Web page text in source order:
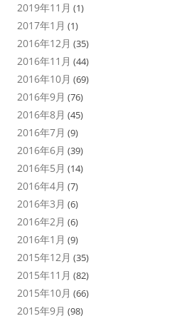
2019年11月 (1)
2017年1月 (1)
2016年12月 (35)
2016年11月 (44)
2016年10月 (69)
2016年9月 (76)
2016年8月 (45)
2016年7月 (9)
2016年6月 (39)
2016年5月 (14)
2016年4月 (7)
2016年3月 (6)
2016年2月 (6)
2016年1月 (9)
2015年12月 (35)
2015年11月 (82)
2015年10月 (66)
2015年9月 (98)